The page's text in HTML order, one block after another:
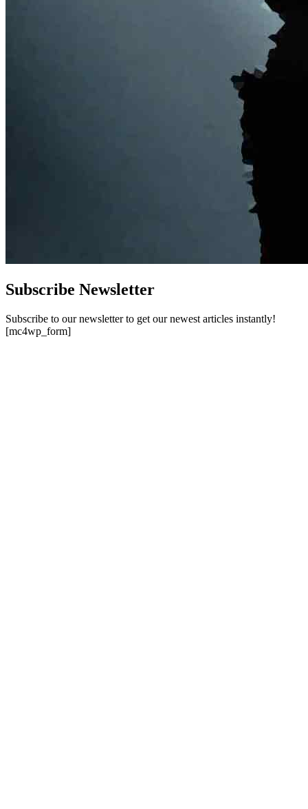
Subscribe Newsletter
Subscribe to our newsletter to get our newest articles instantly!
[mc4wp_form]